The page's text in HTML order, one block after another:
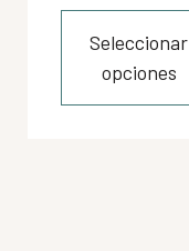
Seleccionar
opciones